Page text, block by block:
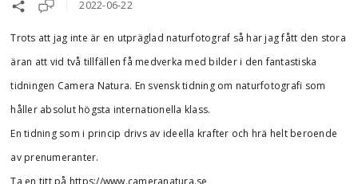
2022-06-22
Trots att jag inte är en utpräglad naturfotograf så har jag fått den stora
äran att vid två tillfällen få medverka med bilder i den fantastiska
tidningen Camera Natura. En svensk tidning om naturfotografi som
håller absolut högsta internationella klass.
En tidning som i princip drivs av ideella krafter och hrä helt beroende
av prenumeranter.
Ta en titt på https://www.cameranatura.se